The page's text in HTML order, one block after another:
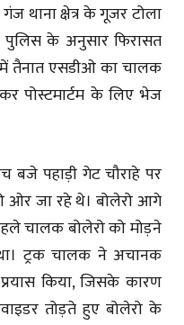
थाना क्षेत्र के गूजर टोला
पुलिस के अनुसार फिरासत
तैनात एसडीओ का चालक
पोस्टमार्टम के लिए भेज
बजे पहाड़ी गेट चौराहे पर
ओर जा रहे थे। बोलेरो आगे
चालक बोलेरो को मोड़ने
ट्रक चालक ने अचानक
किया, जिसके कारण
तोड़ते हुए बोलेरो के